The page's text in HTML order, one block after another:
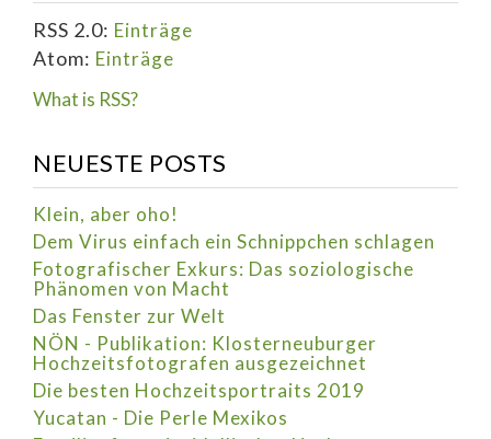
RSS 2.0: Einträge
Atom: Einträge
What is RSS?
NEUESTE POSTS
Klein, aber oho!
Dem Virus einfach ein Schnippchen schlagen
Fotografischer Exkurs: Das soziologische
Phänomen von Macht
Das Fenster zur Welt
NÖN - Publikation: Klosterneuburger
Hochzeitsfotografen ausgezeichnet
Die besten Hochzeitsportraits 2019
Yucatan - Die Perle Mexikos